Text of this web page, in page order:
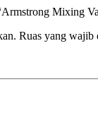
Mixing
Ruas yang wajib